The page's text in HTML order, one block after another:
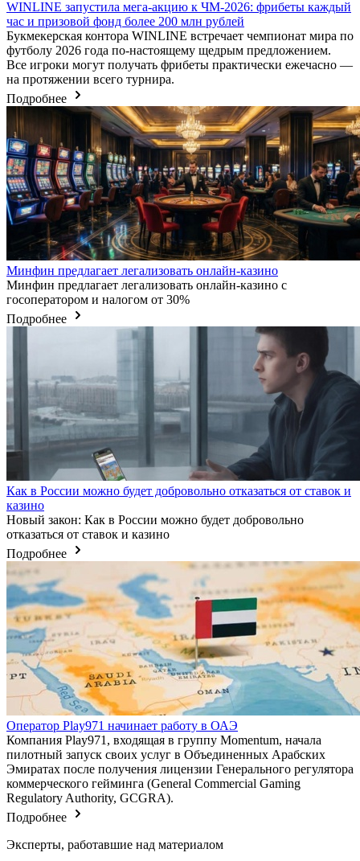
WINLINE запустила мега-акцию к ЧМ-2026: фрибеты каждый
час и призовой фонд более 200 млн рублей
Букмекерская контора WINLINE встречает чемпионат мира по
футболу 2026 года по-настоящему щедрым предложением.
Все игроки могут получать фрибеты практически ежечасно —
на протяжении всего турнира.
Подробнее
Минфин предлагает легализовать онлайн-казино
Минфин предлагает легализовать онлайн-казино с
госоператором и налогом от 30%
Подробнее
Как в России можно будет добровольно отказаться от ставок и
казино
Новый закон: Как в России можно будет добровольно
отказаться от ставок и казино
Подробнее
Оператор Play971 начинает работу в ОАЭ
Компания Play971, входящая в группу Momentum, начала
пилотный запуск своих услуг в Объединенных Арабских
Эмиратах после получения лицензии Генерального регулятора
коммерческого гейминга (General Commercial Gaming
Regulatory Authority, GCGRA).
Подробнее
Эксперты, работавшие над материалом